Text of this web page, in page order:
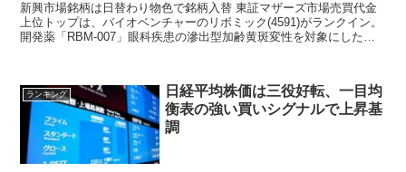
新興市場銘柄は日替わり物色で銘柄入替 東証マザーズ市場売買代金
上位トップは、バイオベンチャーのリボミック(4591)がランクイン。
開発薬「RBM-007」眼科疾患の滲出型加齢黄斑変性を対象にした臨
ランキング
日経平均株価は三役好転、一目均
衡表の強い買いシグナルで上昇基
調